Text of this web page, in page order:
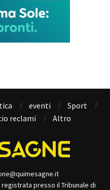
eventi
Sport
reclami Altro
presso il Tribunale di